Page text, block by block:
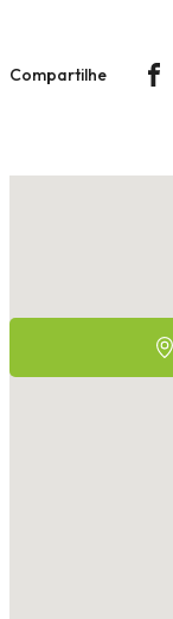
Compartilhe